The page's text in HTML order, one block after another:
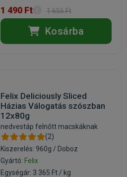
1 490 Ft 1 656 Ft
Kosárba
Felix Deliciously Sliced
Házias Válogatás szószban
12x80g
nedvestáp felnőtt macskáknak
(2)
Kiszerelés: 960g / Doboz
Gyártó: Felix
Egységár: 3 365 Ft / kg